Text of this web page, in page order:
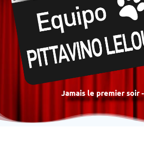
Jamais le premier soir